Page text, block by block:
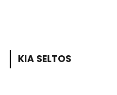
KIA SELTOS